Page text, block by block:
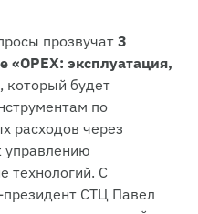
прозвучат3
«OPEX: эксплуатация,
, который будет
по
расходов через
технологий. С
СТЦ Павел